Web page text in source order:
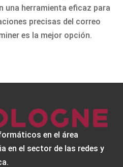
una herramienta eficaz para
precisas del correo
es la mejor opción.
en el área
en el sector de las redes y